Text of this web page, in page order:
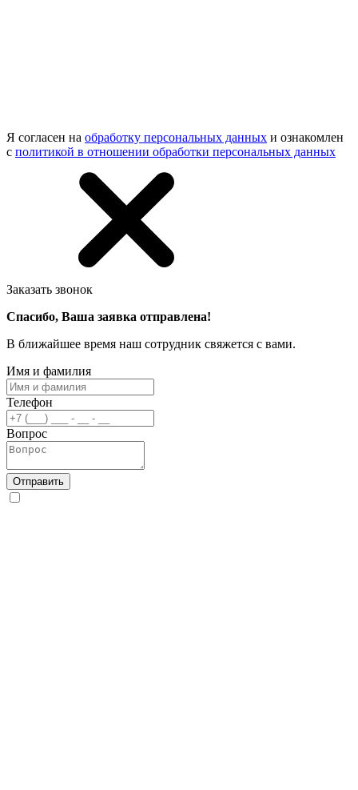
Я согласен на обработку персональных данных и ознакомлен
с политикой в отношении обработки персональных данных
Заказать звонок
Спасибо, Ваша заявка отправлена!
В ближайшее время наш сотрудник свяжется с вами.
Имя и фамилия
Телефон
Вопрос
Отправить